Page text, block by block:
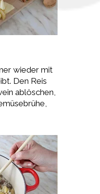
wieder mit
Den Reis
ablöschen,